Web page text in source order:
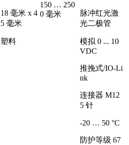
18 毫米 x 4
5 毫米
塑料
150 … 250
0 毫米
脉冲红光激
光二极管
模拟 0 ... 10
VDC
推挽式/IO-Li
nk
连接器 M12
5 针
-20 … 50 °C
防护等级 67